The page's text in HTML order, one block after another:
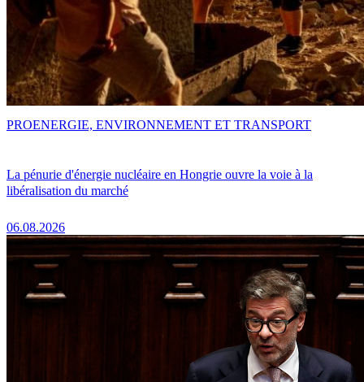
La pénurie d'énergie nucléaire en Hongrie ouvre la voie à la
libéralisation du marché
06.08.2026
PROENERGIE, ENVIRONNEMENT ET TRANSPORT